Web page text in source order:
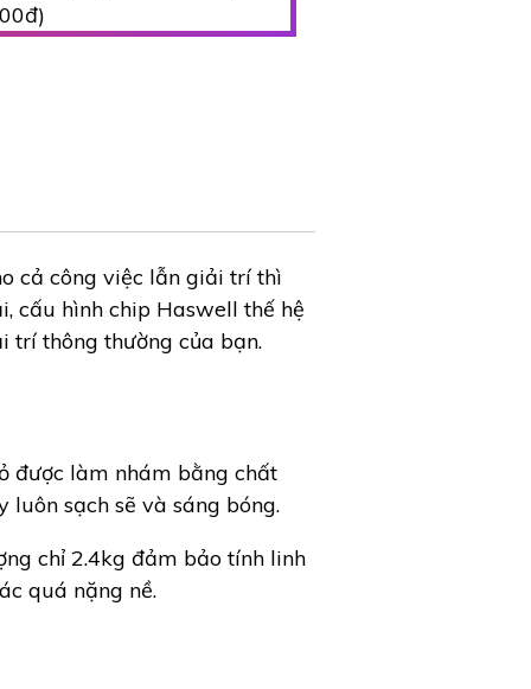
cả công việc lẫn giải trí thì
cấu hình chip Haswell thế hệ
trí thông thường của bạn.
được làm nhám bằng chất
sạch sẽ và sáng bóng.
chỉ 2.4kg đảm bảo tính linh
quá nặng nề.